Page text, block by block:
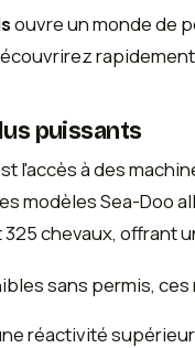
ouvre un monde de
puissants
l'accès à des
modèles Sea-Doo
chevaux, offrant
sans permis,
réactivité